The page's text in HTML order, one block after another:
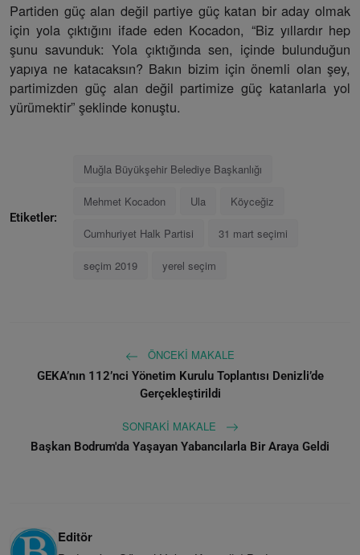
Partiden güç alan değil partiye güç katan bir aday olmak
için yola çıktığını ifade eden Kocadon, “Biz yıllardır hep
şunu savunduk: Yola çıktığında sen, içinde bulunduğun
yapıya ne katacaksın? Bakın bizim için önemli olan şey,
partimizden güç alan değil partimize güç katanlarla yol
yürümektir” şeklinde konuştu.
Etiketler:
Muğla Büyükşehir Belediye Başkanlığı
Mehmet Kocadon Ula Köyceğiz
Cumhuriyet Halk Partisi 31 mart seçimi
seçim 2019 yerel seçim
ÖNCEKI MAKALE
GEKA’nın 112’nci Yönetim Kurulu Toplantısı Denizli’de
Gerçekleştirildi
SONRAKI MAKALE
Başkan Bodrum'da Yaşayan Yabancılarla Bir Araya Geldi
Editör